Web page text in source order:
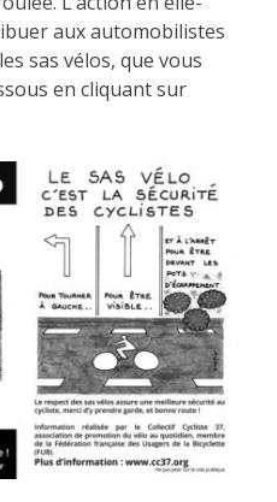
aux automobilistes
sas vélos, que vous
en cliquant sur